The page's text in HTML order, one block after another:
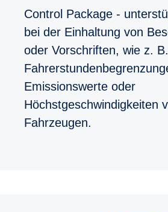
Control Package -
bei der Einhaltung von
oder Vorschriften, wie z. B.
Emissionswerte oder
Höchstgeschwindigkeiten
Fahrzeugen.